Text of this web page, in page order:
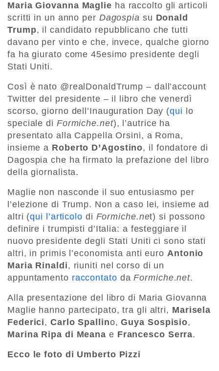
Maria Giovanna Maglie ha raccolto gli articoli
scritti in un anno per Dagospia su Donald
Trump, il candidato repubblicano che tutti
davano per vinto e che, invece, qualche giorno
fa ha giurato come 45esimo presidente degli
Stati Uniti.
Così è nato @realDonaldTrump – dall’account
Twitter del presidente – il libro che venerdì
scorso, giorno dell’Inauguration Day (qui
lo
speciale di Formiche.net), l’autrice ha
presentato alla Cappella Orsini, a Roma,
insieme a Roberto D’Agostino, il fondatore di
Dagospia che ha firmato la prefazione del libro
della giornalista.
Maglie non nasconde il suo entusiasmo per
l’elezione di Trump. Non a caso lei, insieme ad
altri (qui l’articolo di Formiche.net) si possono
definire i trumpisti d’Italia: a festeggiare il
nuovo presidente degli Stati Uniti ci sono stati
altri, in primis l’economista anti euro Antonio
Maria Rinaldi, riuniti nel corso di un
appuntamento raccontato daFormiche.net.
Alla presentazione del libro di Maria Giovanna
Maglie hanno partecipato, tra gli altri, Marisela
Federici,Carlo Spallino,Guya Sospisio,
Marina Ripa di Meana e Francesco Serra.
Ecco le foto di Umberto Pizzi